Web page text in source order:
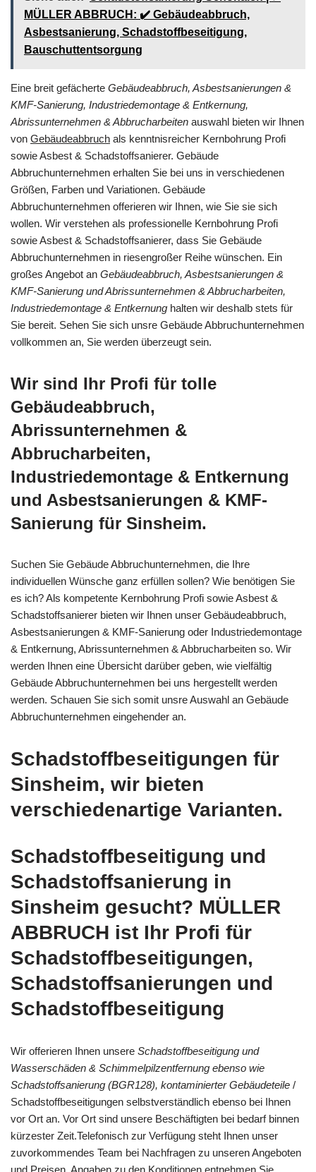
MÜLLER ABBRUCH: ✔️ Gebäudeabbruch,
Asbestsanierung, Schadstoffbeseitigung,
Bauschuttentsorgung
Eine breit gefächerte Gebäudeabbruch, Asbestsanierungen &
KMF-Sanierung, Industriedemontage & Entkernung,
Abrissunternehmen & Abbrucharbeiten auswahl bieten wir Ihnen
von Gebäudeabbruch als kenntnisreicher Kernbohrung Profi
sowie Asbest & Schadstoffsanierer. Gebäude
Abbruchunternehmen erhalten Sie bei uns in verschiedenen
Größen, Farben und Variationen. Gebäude
Abbruchunternehmen offerieren wir Ihnen, wie Sie sie sich
wollen. Wir verstehen als professionelle Kernbohrung Profi
sowie Asbest & Schadstoffsanierer, dass Sie Gebäude
Abbruchunternehmen in riesengroßer Reihe wünschen. Ein
großes Angebot an Gebäudeabbruch, Asbestsanierungen &
KMF-Sanierung und Abrissunternehmen & Abbrucharbeiten,
Industriedemontage & Entkernung halten wir deshalb stets für
Sie bereit. Sehen Sie sich unsre Gebäude Abbruchunternehmen
vollkommen an, Sie werden überzeugt sein.
Wir sind Ihr Profi für tolle
Gebäudeabbruch,
Abrissunternehmen &
Abbrucharbeiten,
Industriedemontage & Entkernung
und Asbestsanierungen & KMF-
Sanierung für Sinsheim.
Suchen Sie Gebäude Abbruchunternehmen, die Ihre
individuellen Wünsche ganz erfüllen sollen? Wie benötigen Sie
es ich? Als kompetente Kernbohrung Profi sowie Asbest &
Schadstoffsanierer bieten wir Ihnen unser Gebäudeabbruch,
Asbestsanierungen & KMF-Sanierung oder Industriedemontage
& Entkernung, Abrissunternehmen & Abbrucharbeiten so. Wir
werden Ihnen eine Übersicht darüber geben, wie vielfältig
Gebäude Abbruchunternehmen bei uns hergestellt werden
werden. Schauen Sie sich somit unsre Auswahl an Gebäude
Abbruchunternehmen eingehender an.
Schadstoffbeseitigungen für
Sinsheim, wir bieten
verschiedenartige Varianten.
Schadstoffbeseitigung und
Schadstoffsanierung in
Sinsheim gesucht? MÜLLER
ABBRUCH ist Ihr Profi für
Schadstoffbeseitigungen,
Schadstoffsanierungen und
Schadstoffbeseitigung
Wir offerieren Ihnen unsere Schadstoffbeseitigung und
Wasserschäden & Schimmelpilzentfernung ebenso wie
Schadstoffsanierung (BGR128), kontaminierter Gebäudeteile /
Schadstoffbeseitigungen selbstverständlich ebenso bei Ihnen
vor Ort an. Vor Ort sind unsere Beschäftigten bei bedarf binnen
kürzester Zeit.Telefonisch zur Verfügung steht Ihnen unser
zuvorkommendes Team bei Nachfragen zu unseren Angeboten
und Preisen. Angaben zu den Konditionen entnehmen Sie